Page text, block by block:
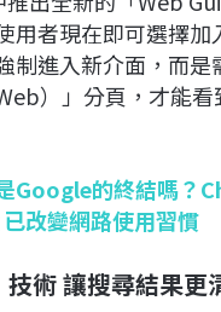
用者現在即可選擇加
制進入新介面，而是
）」分頁，才能看
Google的終結嗎？
改變網路使用習慣
技術 讓搜尋結果更